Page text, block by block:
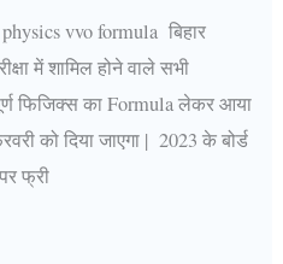
vvo formula बिहार
में शामिल होने वाले सभी
फिजिक्स का Formula लेकर आया
को दिया जाएगा | 2023 के बोर्ड
फ्री